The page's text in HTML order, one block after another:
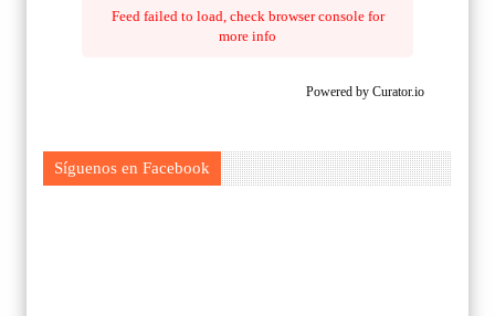
Feed failed to load, check browser console for
more info
Powered by Curator.io
Síguenos en Facebook